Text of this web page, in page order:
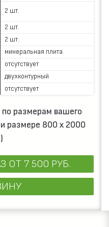
2 шт.
2 шт.
2 шт.
минеральная плита
отсутствует
двухконтурный
отсутствует
по размерам вашего
размере 800 х 2000
ОТ 7 500 РУБ.